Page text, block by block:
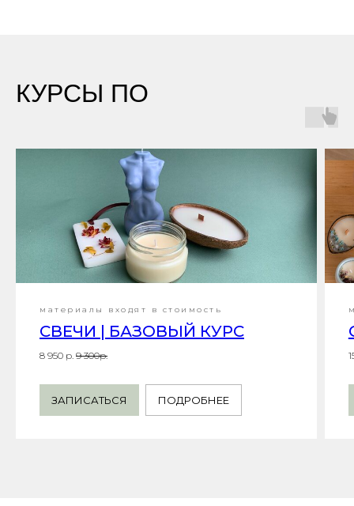
КУРСЫ ПО
материалы входят в стоимость
СВЕЧИ | БАЗОВЫЙ КУРС
8 950 р. 9 300р.
ЗАПИСАТЬСЯ ПОДРОБНЕЕ
КУРСЫ